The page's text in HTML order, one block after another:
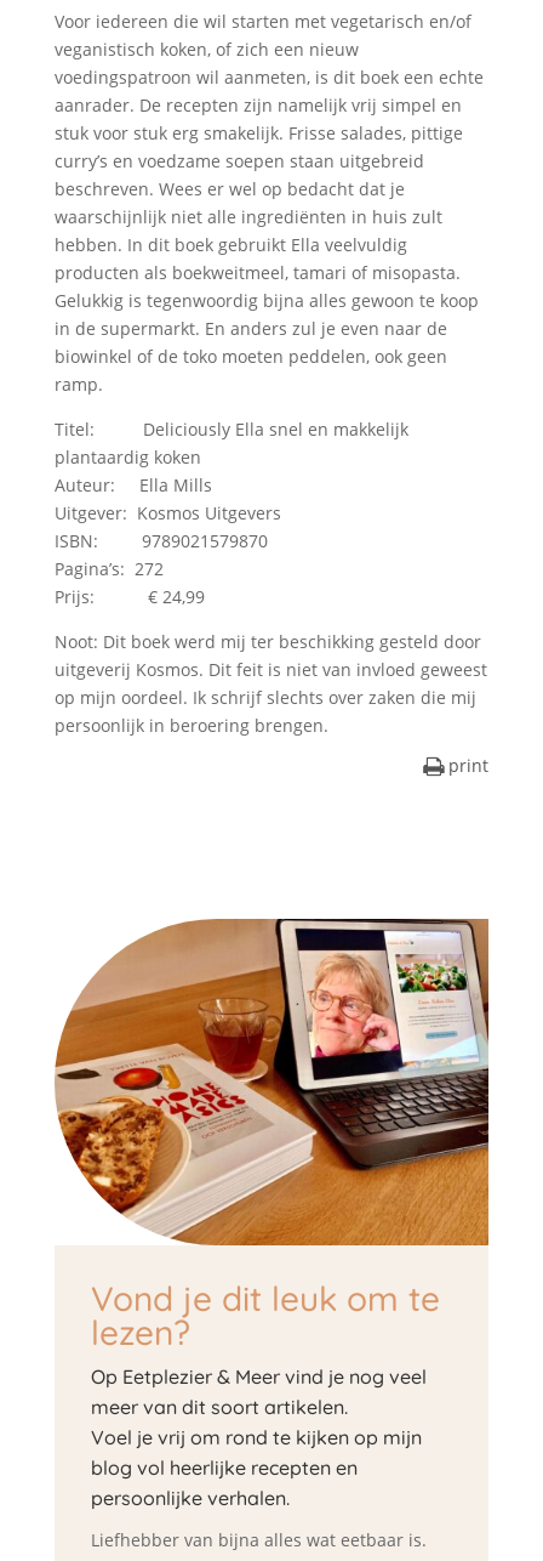
Voor iedereen die wil starten met vegetarisch en/of
veganistisch koken, of zich een nieuw
voedingspatroon wil aanmeten, is dit boek een echte
aanrader. De recepten zijn namelijk vrij simpel en
stuk voor stuk erg smakelijk. Frisse salades, pittige
curry’s en voedzame soepen staan uitgebreid
beschreven. Wees er wel op bedacht dat je
waarschijnlijk niet alle ingrediënten in huis zult
hebben. In dit boek gebruikt Ella veelvuldig
producten als boekweitmeel, tamari of misopasta.
Gelukkig is tegenwoordig bijna alles gewoon te koop
in de supermarkt. En anders zul je even naar de
biowinkel of de toko moeten peddelen, ook geen
ramp.
Titel: Deliciously Ella snel en makkelijk
plantaardig koken
Auteur: Ella Mills
Uitgever: Kosmos Uitgevers
ISBN: 9789021579870
Pagina’s: 272
Prijs: € 24,99
Noot: Dit boek werd mij ter beschikking gesteld door
uitgeverij Kosmos. Dit feit is niet van invloed geweest
op mijn oordeel. Ik schrijf slechts over zaken die mij
persoonlijk in beroering brengen.
print
Vond je dit leuk om te
lezen?
Op Eetplezier & Meer vind je nog veel
meer van dit soort artikelen.
Voel je vrij om rond te kijken op mijn
blog vol heerlijke recepten en
persoonlijke verhalen.
Liefhebber van bijna alles wat eetbaar is.